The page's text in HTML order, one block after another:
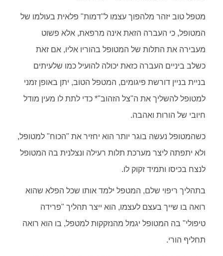
מטפל טוב יזהר מלהפוך עצמו ל"דמות" פלאית בעולמו של
המטופל, כי העברה הזאת אינה מרפאת, אלא פשוט
מעבירה את התלות של המטופל בהוריו אליו, אם זאת
כשלב ביניים העברה כזאת יכולה להועיל כמו שלעיתים
בניית בניין דורשת פיגומים, המטפל הטוב, יתן באופן זמני
למטופל להשליך את ה"צל הזהוב"* כדי לתת לו מעין מודל
חיובי של הורות ואהבה.
כשהמטופל נעשה בוגר יותר הוא יחזיר את "הכוח" למטופל,
ולא יתפתה ליצר מערכת תלות רעילה ונצלנית בה המטופל
לנצח בכיסו ותמיד זקוק לו.
בתהליך ריפוי שלם, המטפל ילמד אותו שכל הפלא שהוא
רואה בו שייך בעצם לעצמו, הוא ייצר תהליך "פרידה
טיפולי" בה המטופל יגמל מהנזקקות למטפל, בו הוא רואה
תחליף הורי.